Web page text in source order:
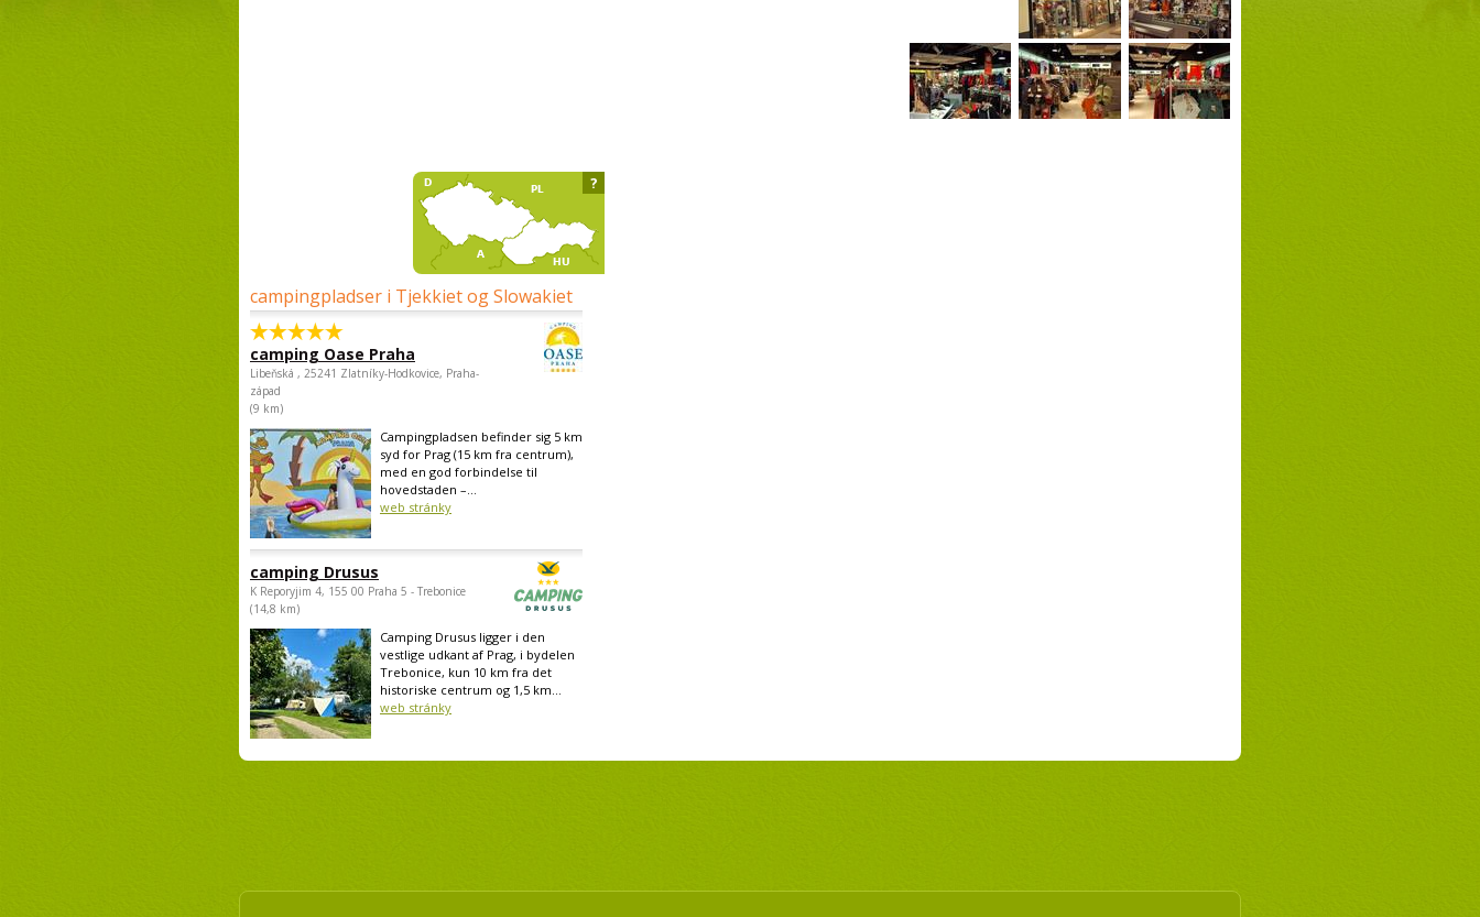
campingpladser i Tjekkiet og Slowakiet
camping Oase Praha
Libeňská , 25241 Zlatníky-Hodkovice, Praha-
západ
(9 km)
Campingpladsen befinder sig 5 km
syd for Prag (15 km fra centrum),
med en god forbindelse til
hovedstaden –...
web stránky
camping Drusus
K Reporyjim 4, 155 00 Praha 5 - Trebonice
(14,8 km)
Camping Drusus ligger i den
vestlige udkant af Prag, i bydelen
Trebonice, kun 10 km fra det
historiske centrum og 1,5 km...
web stránky
?